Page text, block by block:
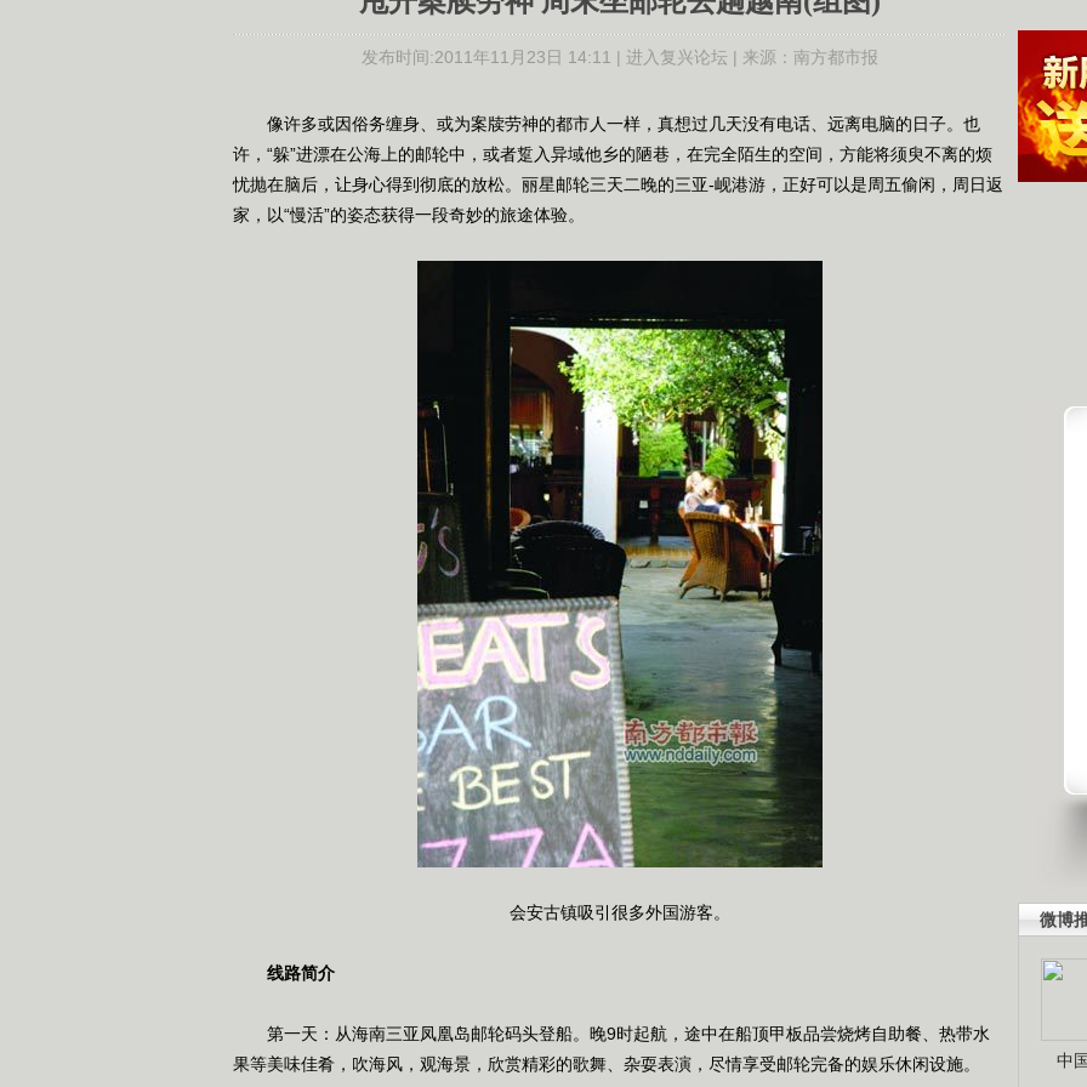
微博
中
发布时间:2011年11月23日 14:11 | 进入复兴论坛| 来源： 南方都市报
像许多或因俗务缠身、或为案牍劳神的都市人一样，真想过几天没有电话、远离电脑的日子。也
许，“躲”进漂在公海上的邮轮中，或者踅入异域他乡的陋巷，在完全陌生的空间，方能将须臾不离的烦
忧抛在脑后，让身心得到彻底的放松。丽星邮轮三天二晚的三亚-岘港游，正好可以是周五偷闲，周日返
家，以“慢活”的姿态获得一段奇妙的旅途体验。
会安古镇吸引很多外国游客。
线路简介
第一天：从海南三亚凤凰岛邮轮码头登船。晚9时起航，途中在船顶甲板品尝烧烤自助餐、热带水
果等美味佳肴，吹海风，观海景，欣赏精彩的歌舞、杂耍表演，尽情享受邮轮完备的娱乐休闲设施。